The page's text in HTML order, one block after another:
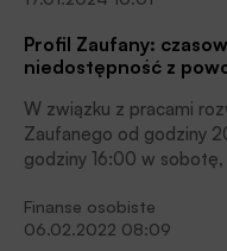
Profil Zaufany:
niedostępność z
W związku z pracami
Zaufanego od godziny
godziny 16:00 w
niedostępny dla
Ośrodek Informatyki.
Finanse osobiste
06.02.2022 08:09